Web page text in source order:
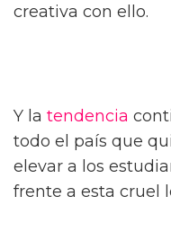
creativa con ello.
Y la tendencia
todo el país que
elevar a los
frente a esta cruel